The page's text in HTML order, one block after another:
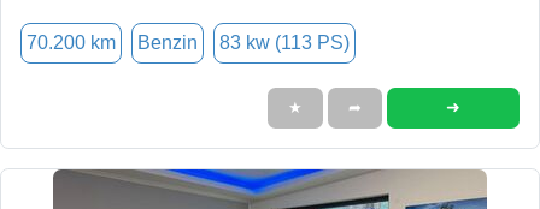
70.200 km Benzin 83 kw (113 PS)
★ ➦ ➜